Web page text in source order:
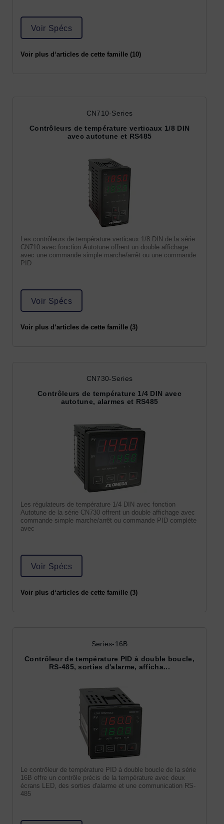
Voir Spécs
Voir plus d‘articles de cette famille (10)
CN710-Series
Contrôleurs de température verticaux 1/8 DIN
avec autotune et RS485
Les contrôleurs de température verticaux 1/8 DIN de la série
CN710 avec fonction Autotune offrent un double affichage
avec une commande simple marche/arrêt ou une commande
PID
Voir Spécs
Voir plus d‘articles de cette famille (3)
CN730-Series
Contrôleurs de température 1/4 DIN avec
autotune, alarmes et RS485
Les régulateurs de température 1/4 DIN avec fonction
Autotune de la série CN730 offrent un double affichage avec
commande simple marche/arrêt ou commande PID complète
avec
Voir Spécs
Voir plus d‘articles de cette famille (3)
Series-16B
Contrôleur de température PID à double boucle,
RS-485, sorties d'alarme, afficha...
Le contrôleur de température PID à double boucle de la série
16B offre un contrôle précis de la température avec deux
écrans LED, des sorties d'alarme et une communication RS-
485